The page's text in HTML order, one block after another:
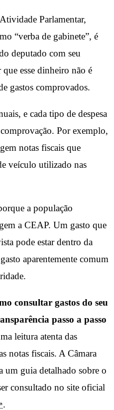
Parlamentar,
“verba de gabinete”, é
deputado com seu
esse dinheiro não é
gastos comprovados.
e cada tipo de despesa
Por exemplo,
notas fiscais que
veículo utilizado nas
a população
a CEAP. Um gasto que
pode estar dentro da
aparentemente comum
consultar gastos do seu
passo a passo
leitura atenta das
notas fiscais. A Câmara
um guia detalhado sobre o
consultado no site oficial
.